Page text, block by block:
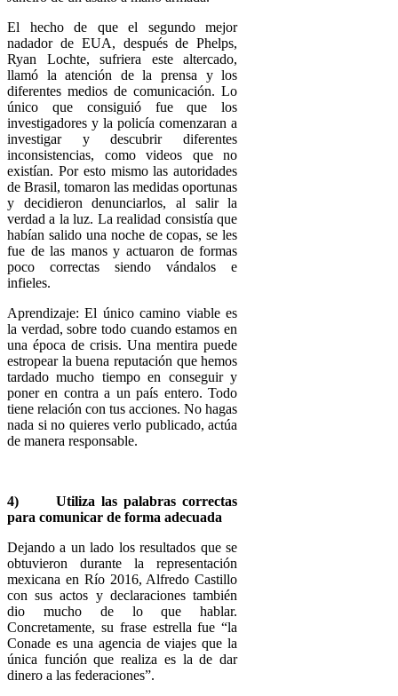
El hecho de que el segundo mejor
nadador de EUA, después de Phelps,
Ryan Lochte, sufriera este altercado,
llamó la atención de la prensa y los
diferentes medios de comunicación. Lo
único que consiguió fue que los
investigadores y la policía comenzaran a
investigar y descubrir diferentes
inconsistencias, como videos que no
existían. Por esto mismo las autoridades
de Brasil, tomaron las medidas oportunas
y decidieron denunciarlos, al salir la
verdad a la luz. La realidad consistía que
habían salido una noche de copas, se les
fue de las manos y actuaron de formas
poco correctas siendo vándalos e
infieles.
Aprendizaje: El único camino viable es
la verdad, sobre todo cuando estamos en
una época de crisis. Una mentira puede
estropear la buena reputación que hemos
tardado mucho tiempo en conseguir y
poner en contra a un país entero. Todo
tiene relación con tus acciones. No hagas
nada si no quieres verlo publicado, actúa
de manera responsable.
4)Utiliza las palabras correctas
para comunicar de forma adecuada
Dejando a un lado los resultados que se
obtuvieron durante la representación
mexicana en Río 2016, Alfredo Castillo
con sus actos y declaraciones también
dio mucho de lo que hablar.
Concretamente, su frase estrella fue “la
Conade es una agencia de viajes que la
única función que realiza es la de dar
dinero a las federaciones”.